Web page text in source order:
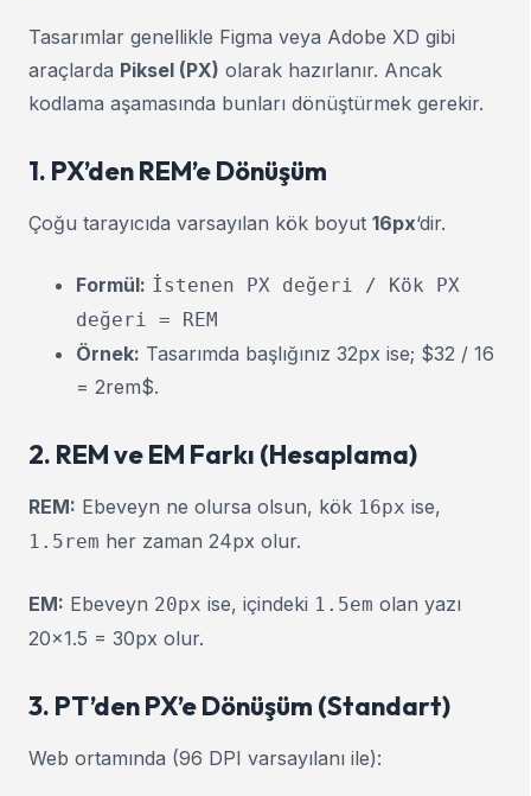
Tasarımlar genellikle Figma veya Adobe XD gibi
araçlarda Piksel (PX) olarak hazırlanır. Ancak
kodlama aşamasında bunları dönüştürmek gerekir.
1. PX’den REM’e Dönüşüm
Çoğu tarayıcıda varsayılan kök boyut 16px‘dir.
Formül: İstenen PX değeri / Kök PX
değeri = REM
Örnek: Tasarımda başlığınız 32px ise; $32 / 16
= 2rem$.
2. REM ve EM Farkı (Hesaplama)
REM: Ebeveyn ne olursa olsun, kök 16px ise,
1.5rem her zaman 24px olur.
EM: Ebeveyn 20px ise, içindeki 1.5em olan yazı
20×1.5 = 30px olur.
3. PT’den PX’e Dönüşüm (Standart)
Web ortamında (96 DPI varsayılanı ile):